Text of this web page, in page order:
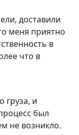
доставили
меня приятно
в
что в
груза, и
был
не возникло.